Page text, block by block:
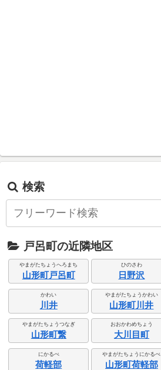
検索
戸呂町の近隣地区
やまがたちょうへろまち
山形町戸呂町
ひのさわ
日野沢
かわい
川井
やまがたちょうかわい
山形町川井
やまがたちょうつなぎ
山形町繋
おおかわめちょう
大川目町
にかるべ
荷軽部
やまがたちょうにかるべ
山形町荷軽部